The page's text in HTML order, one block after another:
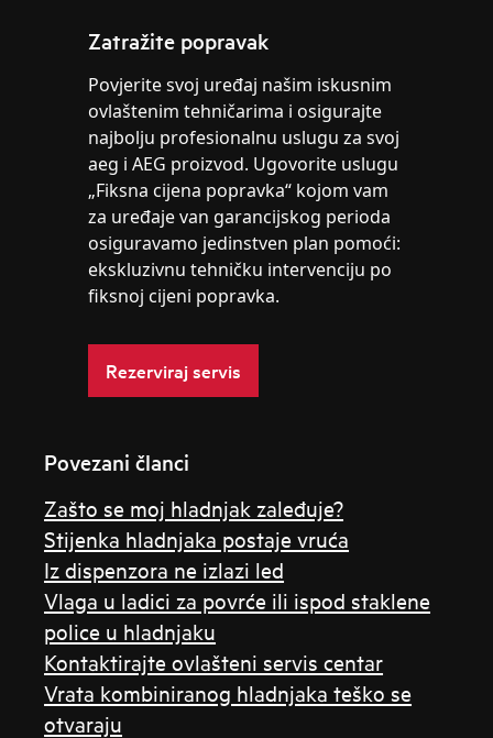
Zatražite popravak
Povjerite svoj uređaj našim iskusnim
ovlaštenim tehničarima i osigurajte
najbolju profesionalnu uslugu za svoj
aeg i AEG proizvod. Ugovorite uslugu
„Fiksna cijena popravka“ kojom vam
za uređaje van garancijskog perioda
osiguravamo jedinstven plan pomoći:
ekskluzivnu tehničku intervenciju po
fiksnoj cijeni popravka.
Rezerviraj servis
Povezani članci
Zašto se moj hladnjak zaleđuje?
Stijenka hladnjaka postaje vruća
Iz dispenzora ne izlazi led
Vlaga u ladici za povrće ili ispod staklene
police u hladnjaku
Kontaktirajte ovlašteni servis centar
Vrata kombiniranog hladnjaka teško se
otvaraju